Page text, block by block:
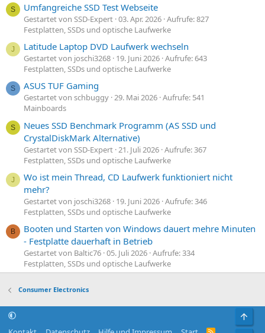
S Umfangreiche SSD Test Webseite
Gestartet von SSD-Expert 03. Apr. 2026 Aufrufe: 827
Festplatten, SSDs und optische Laufwerke
J Latitude Laptop DVD Laufwerk wechseln
Gestartet von joschi3268 19. Juni 2026 Aufrufe: 643
Festplatten, SSDs und optische Laufwerke
S ASUS TUF Gaming
Gestartet von schbuggy 29. Mai 2026 Aufrufe: 541
Mainboards
S
Neues SSD Benchmark Programm (AS SSD und
CrystalDiskMark Alternative)
Gestartet von SSD-Expert 21. Juli 2026 Aufrufe: 367
Festplatten, SSDs und optische Laufwerke
J
Wo ist mein Thread, CD Laufwerk funktioniert nicht
mehr?
Gestartet von joschi3268 19. Juni 2026 Aufrufe: 346
Festplatten, SSDs und optische Laufwerke
B
Booten und Starten von Windows dauert mehre Minuten
- Festplatte dauerhaft in Betrieb
Gestartet von Baltic76 05. Juli 2026 Aufrufe: 334
Festplatten, SSDs und optische Laufwerke
Consumer Electronics